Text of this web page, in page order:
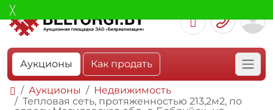
Аукционы Как продать
Аукционы
Недвижимость
Тепловая сеть, протяженностью 213,2м2, по